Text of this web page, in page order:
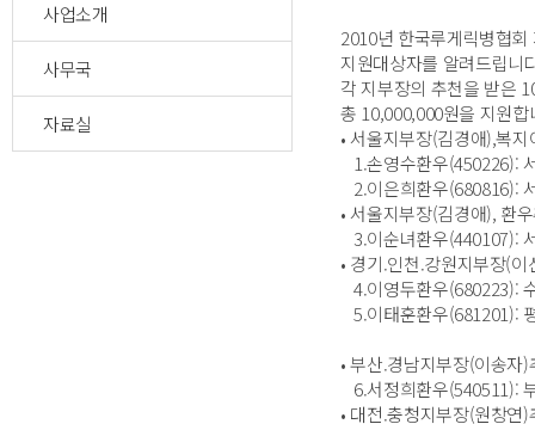
사업소개
사무국
자료실
2010년 한국루게릭병협
지원대상자를 알려드립니
각 지부장의 추천을 받은
총 10,000,000원을 지원합
• 서울지부장(김경애),복
1.손영수환우(450226):
2.이은희환우(680816):
• 서울지부장(김경애), 환
3.이순녀환우(440107):
• 경기.인천.강원지부장(이
4.이영두환우(680223):
5.이태훈환우(681201):
• 부산.경남지부장(이송자)
6.서정희환우(540511):
• 대전.충청지부장(원창연)